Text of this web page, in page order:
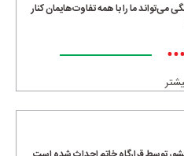
می‌تواند ما را با همه تفاوت‌هایمان کنار
•••